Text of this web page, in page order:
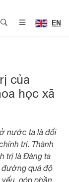
EN
của
học xã
nước ta là đổi
trị. Thành
trị là Đảng ta
đường quá độ
góp phần